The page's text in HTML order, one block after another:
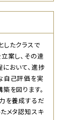
たクラスで
案し、その達
おいて、進捗
自己評価を実
を図ります。
を養成するだ
メタ認知スキ